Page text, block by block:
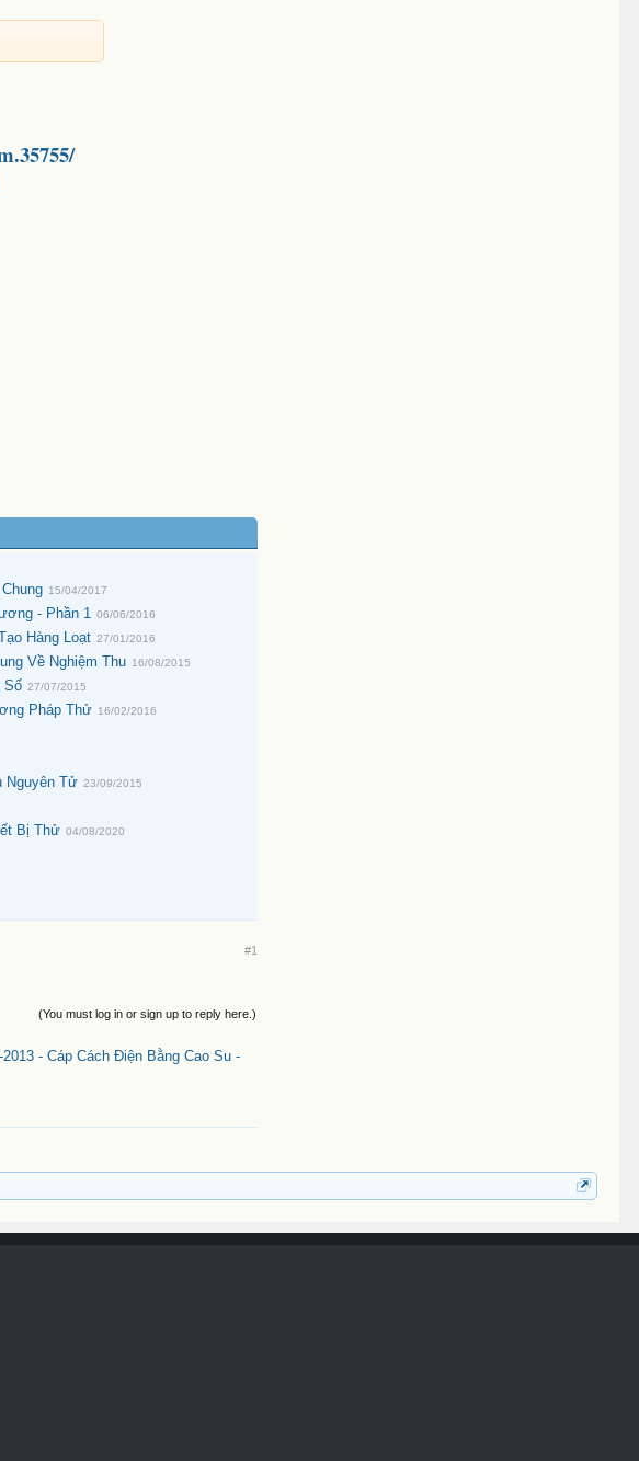
15/04/2017
- Phần 1 06/06/2016
Hàng Loạt 27/01/2016
Về Nghiệm Thu 16/08/2015
Số 27/07/2015
Pháp Thử 16/02/2016
Nguyên Tử 23/09/2015
Bị Thử 04/08/2020
#1
(You must log in or sign up to reply here.)
2013 - Cáp Cách Điện Bằng Cao Su -